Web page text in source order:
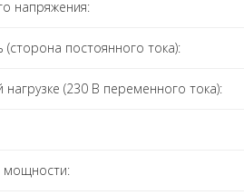
напряжения:
постоянного тока):
(230 В переменного тока):
мощности: